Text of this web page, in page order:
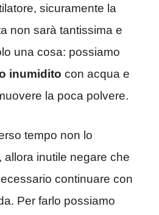
sicuramente la
non sarà tantissima e
una cosa: possiamo
inumidito con acqua e
la poca polvere.
tempo non lo
allora inutile negare che
continuare con
Per farlo possiamo